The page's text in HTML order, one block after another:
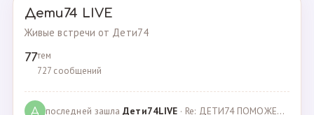
Дети74 LIVE
Живые встречи от Дети74
77тем
727 сообщений
Д последней зашлаДeти74LIVE · Re: ДЕТИ74 ПОМОЖЕМ ВМЕСТЕ · 27.12.2021